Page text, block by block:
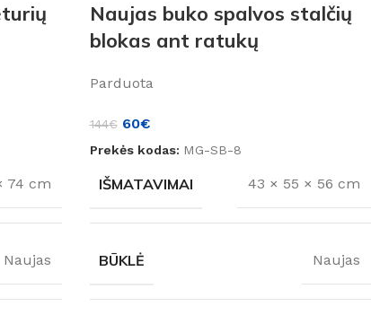
74 cm
Naujas
Naujas buko spalvos stalčių
blokas ant ratukų
Parduota
144€ 60€
Prekės kodas: MG-SB-8
IŠMATAVIMAI 43 × 55 × 56 cm
BŪKLĖ Naujas